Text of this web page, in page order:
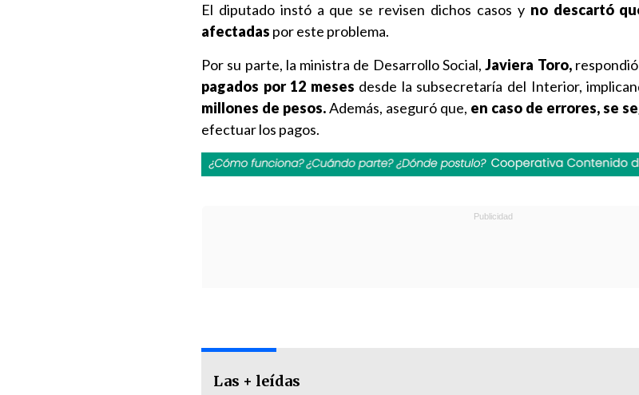
El diputado instó a que se revisen dichos casos y no descartó
afectadas por este problema.
Por su parte, la ministra de Desarrollo Social,Javiera Toro,
pagados por 12 meses desde la subsecretaría del Interior,
millones de pesos.Además, aseguró que, en caso de errores, se
efectuar los pagos.
Las + leídas